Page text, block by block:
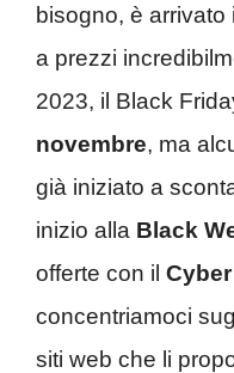
bisogno, è
a prezzi
2023, il Black
novembre, ma
già iniziato a
inizio alla Black
offerte con il
concentriamoci
siti web che li